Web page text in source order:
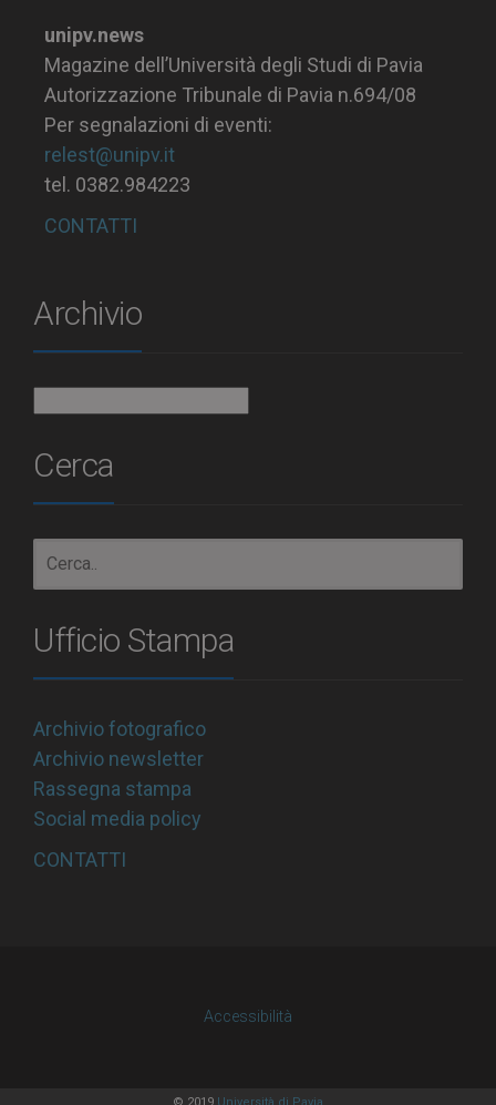
unipv.news
Magazine dell’Università degli Studi di Pavia
Autorizzazione Tribunale di Pavia n.694/08
Per segnalazioni di eventi:
relest@unipv.it
tel. 0382.984223
CONTATTI
Archivio
Cerca
Ufficio Stampa
Archivio fotografico
Archivio newsletter
Rassegna stampa
Social media policy
CONTATTI
Accessibilità